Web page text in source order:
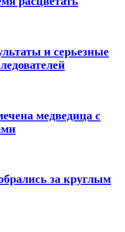
и серьезные
медведица с
за круглым